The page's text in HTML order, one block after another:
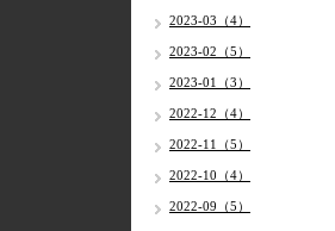
2023-03（4）
2023-02（5）
2023-01（3）
2022-12（4）
2022-11（5）
2022-10（4）
2022-09（5）